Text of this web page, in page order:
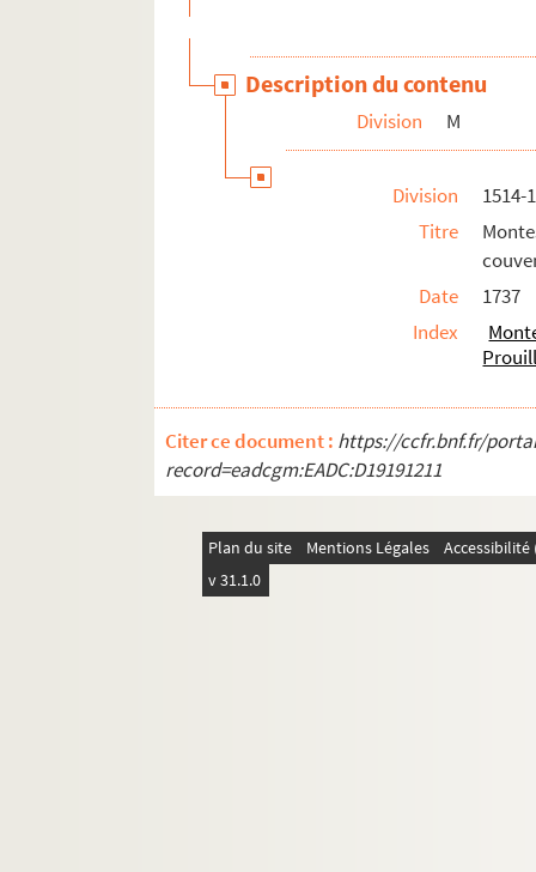
Description du contenu
Division M
Division
1514-
Titre
Date
1737
Index
Citer ce document : https://ccfr.bnf.fr/
record=eadcgm:EADC:D19191211
Plan du site Mentions Légales
v 31.1.0